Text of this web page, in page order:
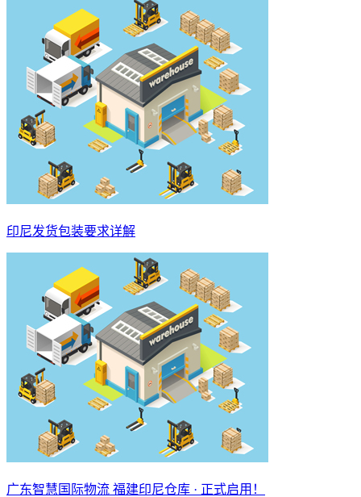
印尼发货包装要求详解
广东智慧国际物流 福建印尼仓库 · 正式启用！